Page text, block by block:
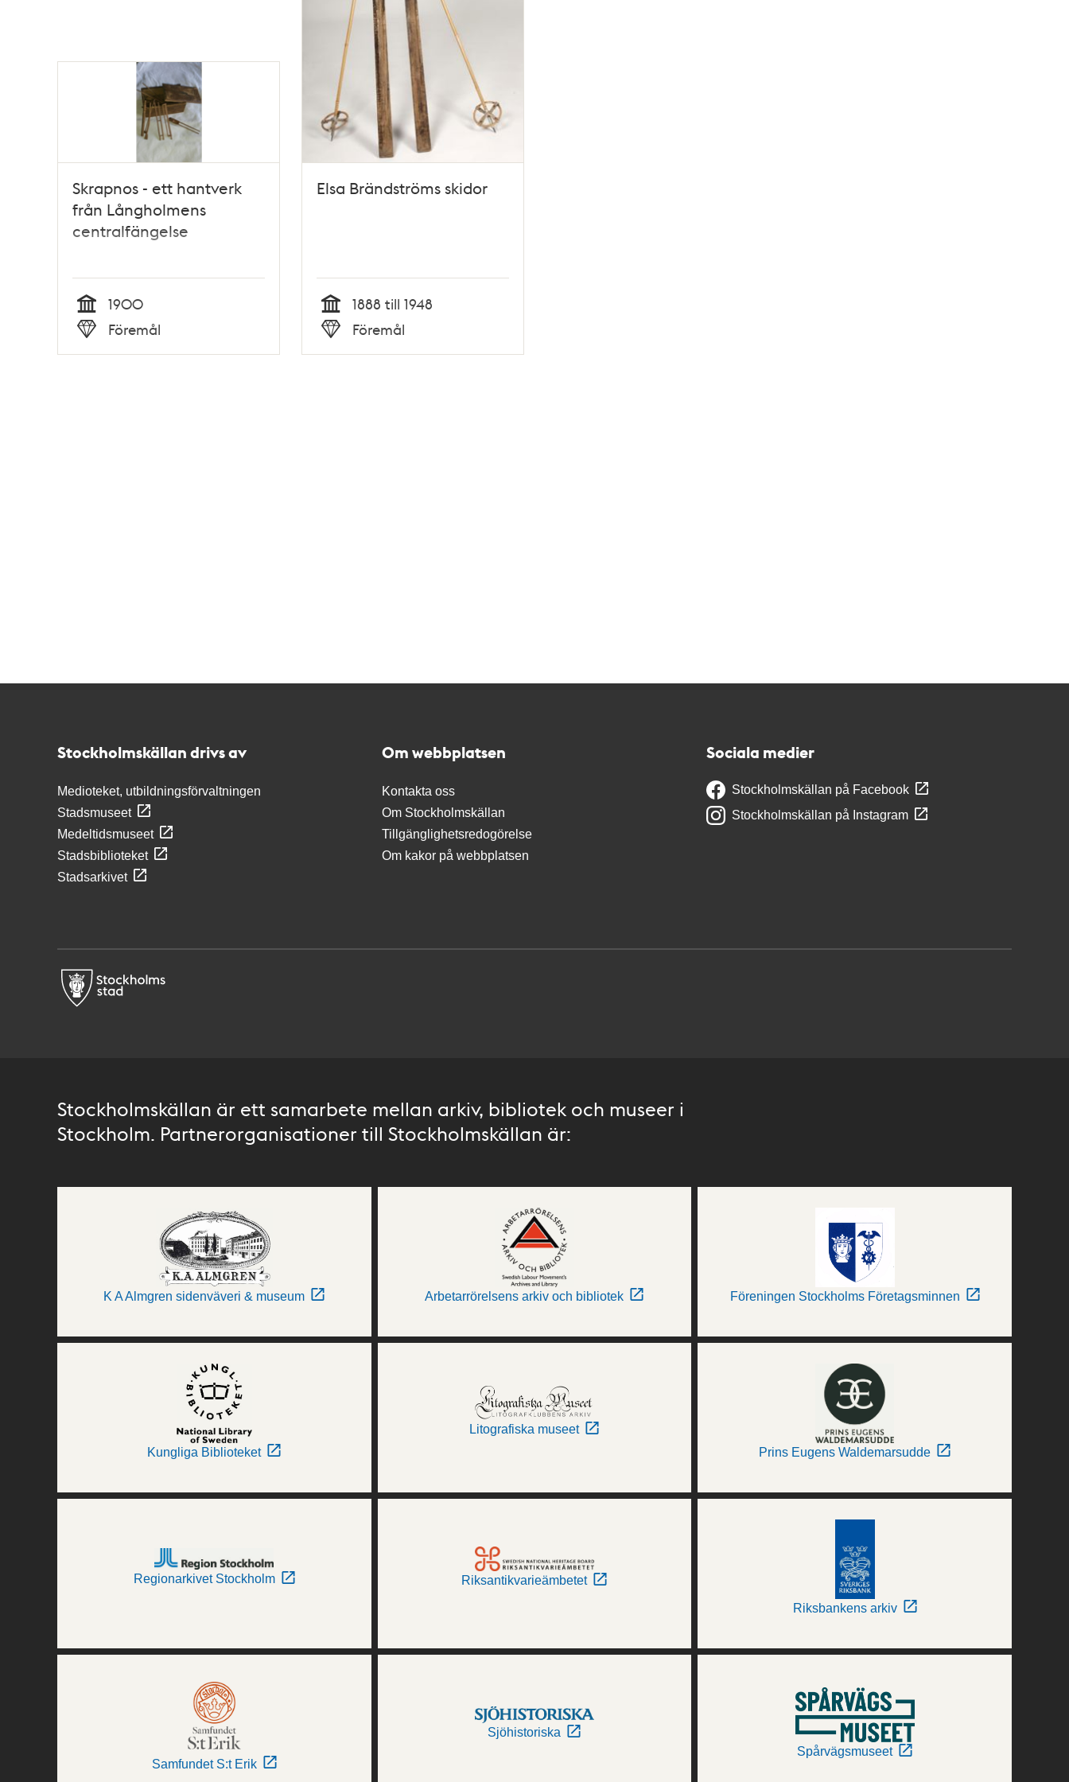
Skrapnos - ett hantverk
från Långholmens
centralfängelse
Tid
1900
Typ
Föremål
Elsa Brändströms skidor
Tid
1888 till 1948
Typ
Föremål
Stockholmskällan drivs av
Medioteket, utbildningsförvaltningen
Stadsmuseet
Medeltidsmuseet
Stadsbiblioteket
Stadsarkivet
Om webbplatsen
Kontakta oss
Om Stockholmskällan
Tillgänglighetsredogörelse
Om kakor på webbplatsen
Sociala medier
Stockholmskällan på Facebook
Stockholmskällan på Instagram
Stockholmskällan är ett samarbete mellan arkiv, bibliotek och museer i
Stockholm. Partnerorganisationer till Stockholmskällan är:
K A Almgren sidenväveri & museum Arbetarrörelsens arkiv och bibliotek Föreningen Stockholms Företagsminnen
Kungliga Biblioteket
Litografiska museet
Prins Eugens Waldemarsudde
Regionarkivet Stockholm Riksantikvarieämbetet
Riksbankens arkiv
Samfundet S:t Erik
Sjöhistoriska
Spårvägsmuseet